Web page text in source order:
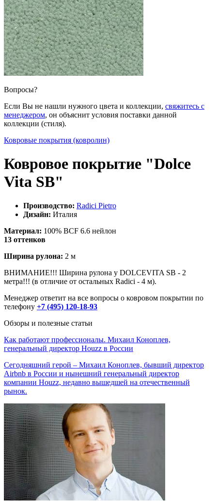
Вопросы?
Если Вы не нашли нужного цвета и коллекции, свяжитесь с
менеджером, он объяснит условия поставки данной
коллекции (стиля).
Ковровые покрытия (ковролин)
Ковровое покрытие "Dolce
Vita SB"
Производство: Radici Pietro
Дизайн: Италия
Материал: 100% BCF 6.6 нейлон
13 оттенков
Ширина рулона: 2 м
ВНИМАНИЕ!!! Ширина рулона у DOLCEVITA SB - 2
метра!!! (в отличие от остальных Radici - 4 м).
Менеджер ответит на все вопросы о ковровом покрытии по
телефону +7 (495) 120-18-93
Обзоры и полезные статьи
Как работают профессионалы. Михаил Коноплев,
генеральный директор Houzz в России
Сегодняшний герой – Михаил Коноплев, бывший директор
Airbnb в России и нынешний генеральный директор
компании Houzz, недавно вышедшей на отечественный
рынок.